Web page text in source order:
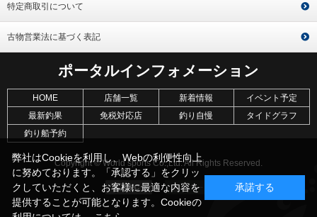
特定商取引について
古物営業法に基づく表記
ポータルインフォメーション
HOME 店舗一覧 新着情報
イベント予定
最新釣果
免税対応店 釣り自慢
タイドグラフ
釣り船予約
Copyright © World sports Co.,Ltd. All Rights Reserved.
弊社はCookieを利用し、Webの利便性向上
に努めております。「承認する」をクリッ
クしていただくと、お客様に最適な内容を
提供することが可能となります。Cookieの
承諾する